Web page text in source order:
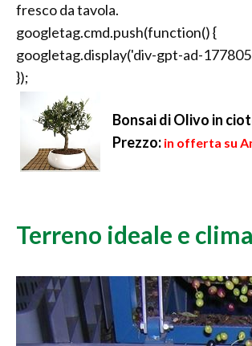
fresco da tavola.
googletag.cmd.push(function() {
googletag.display('div-gpt-ad-
});
Bonsai di Olivo in
Prezzo: in offerta su
Terreno ideale e clima